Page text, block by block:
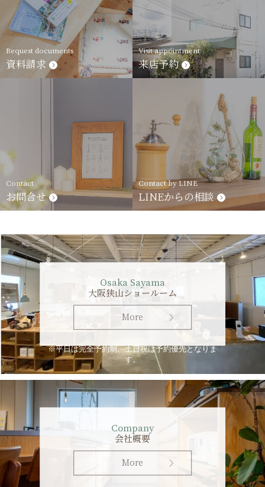
Request documents
資料請求
Visit appointment
来店予約
Contact
お問合せ
Contact by LINE
LINEからの相談
Osaka Sayama
大阪狭山ショールーム
More
※平日は完全予約制、土日祝は予約優先となりま
す。
Company
会社概要
More